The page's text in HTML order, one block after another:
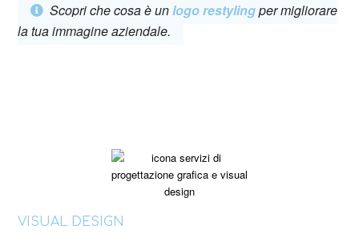
Scopri che cosa è unlogo restylingper migliorare
la tua immagine aziendale.
VISUAL DESIGN